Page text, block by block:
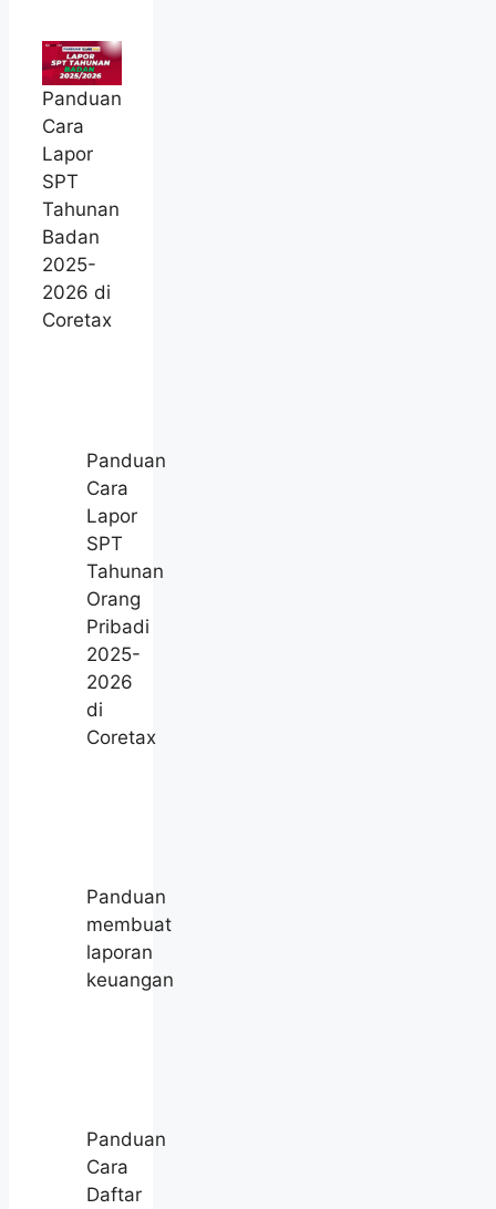
Panduan
Cara
Lapor
SPT
Tahunan
Badan
2025-
2026 di
Coretax
Panduan
Cara
Lapor
SPT
Tahunan
Orang
Pribadi
2025-
2026
di
Coretax
Panduan
membuat
laporan
keuangan
Panduan
Cara
Daftar